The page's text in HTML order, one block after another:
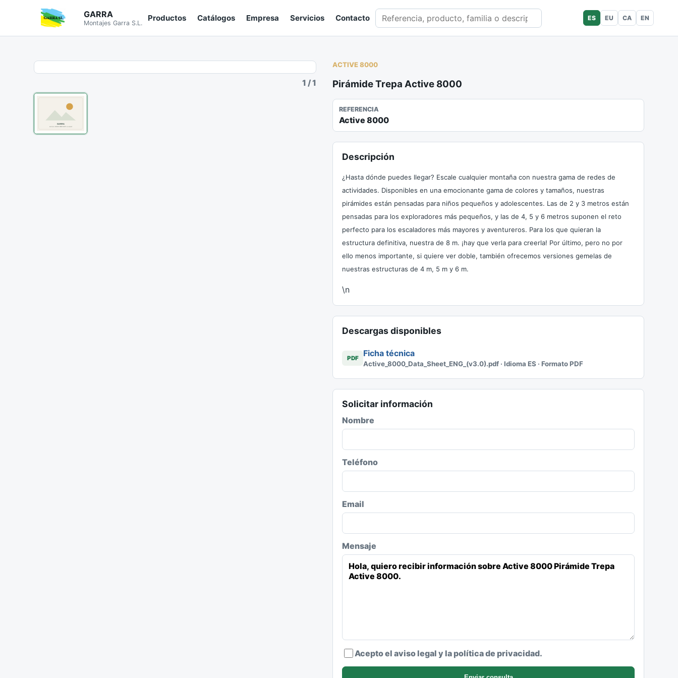
GARRA
Montajes Garra S.L.
Productos Catálogos Empresa Servicios Contacto Buscar en catálogo ES EU CA EN
1 /1
ACTIVE 8000
Pirámide Trepa Active 8000
REFERENCIA
Active 8000
Descripción
¿Hasta dónde puedes llegar? Escale cualquier montaña con nuestra gama de redes de
actividades. Disponibles en una emocionante gama de colores y tamaños, nuestras
pirámides están pensadas para niños pequeños y adolescentes. Las de 2 y 3 metros están
pensadas para los exploradores más pequeños, y las de 4, 5 y 6 metros suponen el reto
perfecto para los escaladores más mayores y aventureros. Para los que quieran la
estructura definitiva, nuestra de 8 m. ¡hay que verla para creerla! Por último, pero no por
ello menos importante, si quiere ver doble, también ofrecemos versiones gemelas de
nuestras estructuras de 4 m, 5 m y 6 m.
\n
Descargas disponibles
PDF Ficha técnica
Active_8000_Data_Sheet_ENG_(v3.0).pdf · Idioma ES · Formato PDF
Solicitar información
Nombre
Teléfono
Email
Mensaje
Acepto el aviso legal y la política de privacidad.